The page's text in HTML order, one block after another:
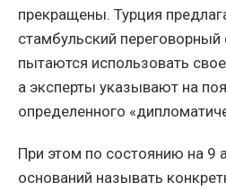
прекращены. Турция
стамбульский
пытаются использовать
а эксперты указывают на
определенного
При этом по состоянию на 9
оснований называть